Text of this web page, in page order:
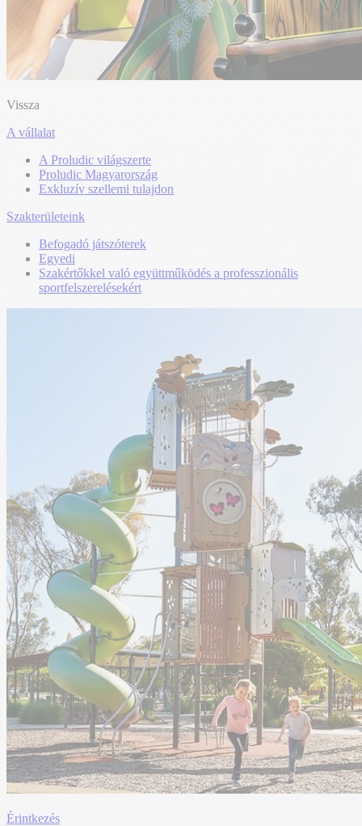
Vissza
A vállalat
A Proludic világszerte
Proludic Magyarország
Exkluzív szellemi tulajdon
Szakterületeink
Befogadó játszóterek
Egyedi
Szakértőkkel való együttműködés a professzionális
sportfelszerelésekért
Érintkezés